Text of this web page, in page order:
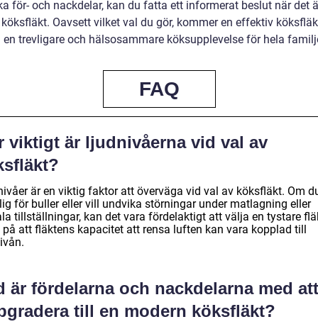
för- och nackdelar, kan du fatta ett informerat beslut när det
Oavsett vilket val du gör, kommer en effektiv
trevligare och hälsosammare köksupplevelse för hela
FAQ
viktigt är ljudnivåerna vid val av
är en viktig faktor att överväga vid val av köksfläkt. Om
för buller eller vill undvika störningar under matlagning eller
tillställningar, kan det vara fördelaktigt att välja en tystare
på att fläktens kapacitet att rensa luften kan vara kopplad till
är fördelarna och nackdelarna med att
till en modern köksfläkt?